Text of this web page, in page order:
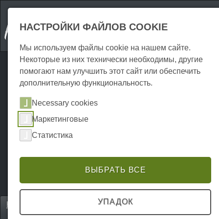
Home
Всемирное наследие ЮНЕСКО
P0024EU00059
НАСТРОЙКИ ФАЙЛОВ COOKIE
Мы используем файлы cookie на нашем сайте.
Некоторые из них технически необходимы, другие
помогают нам улучшить этот сайт или обеспечить
дополнительную функциональность.
Necessary cookies
Маркетинговые
Статистика
ВЫБРАТЬ ВСЕ
УПАДОК